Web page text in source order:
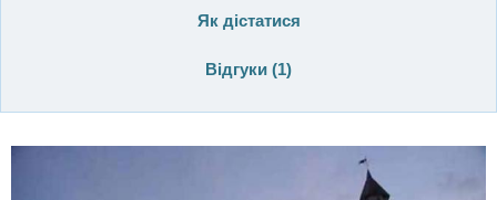
Як дістатися
Відгуки (1)